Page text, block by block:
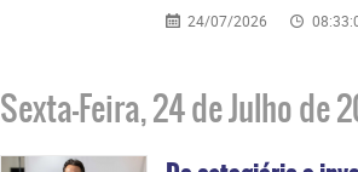
24/07/2026
Sexta-Feira, 24 de Julho de